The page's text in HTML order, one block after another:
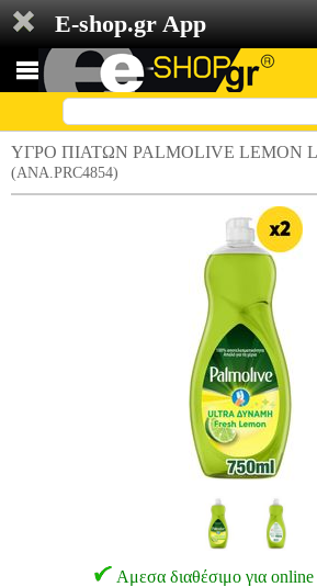
E-shop.gr App
ΥΓΡΟ ΠΙΑΤΩΝ PALMOLIVE LEMON
(ANA.PRC4854)
Αμεσα διαθέσιμο για online